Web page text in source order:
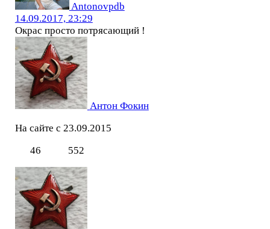
Antonovpdb
14.09.2017, 23:29
Окрас просто потрясающий !
Антон Фокин
На сайте с 23.09.2015
46
552